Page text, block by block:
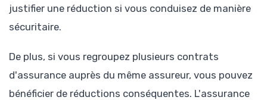
justifier une réduction si vous conduisez de manière
sécuritaire.
De plus, si vous regroupez plusieurs contrats
d'assurance auprès du même assureur, vous pouvez
bénéficier de réductions conséquentes. L'assurance